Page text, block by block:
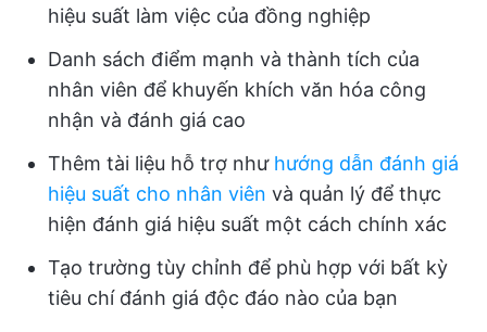
hiệu suất làm việc của đồng nghiệp
Danh sách điểm mạnh và thành tích của
nhân viên để khuyến khích văn hóa công
nhận và đánh giá cao
Thêm tài liệu hỗ trợ như hướng dẫn đánh giá
hiệu suất cho nhân viên và quản lý để thực
hiện đánh giá hiệu suất một cách chính xác
Tạo trường tùy chỉnh để phù hợp với bất kỳ
tiêu chí đánh giá độc đáo nào của bạn